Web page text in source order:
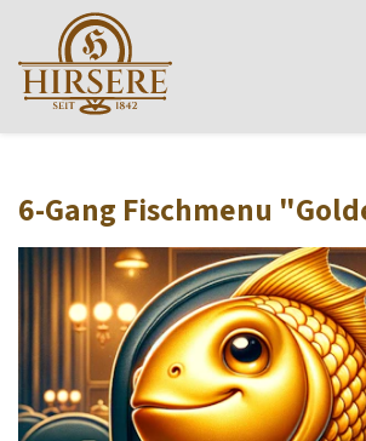
6-Gang Fischmenu